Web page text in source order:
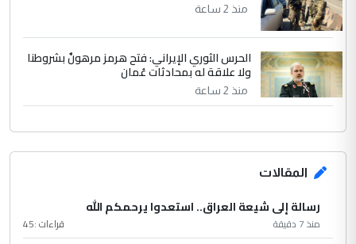
منذ 2 ساعة
الحرس الثوري الإيراني: فتح هرمز مرهونٌ بشروطنا
ولا علاقة له بمحادثات عُمان
منذ 2 ساعة
المقالات
رسالة إلى شيعة العراق.. استعدوا يرحمكم الله
منذ 7 دقيقة قراءات :45